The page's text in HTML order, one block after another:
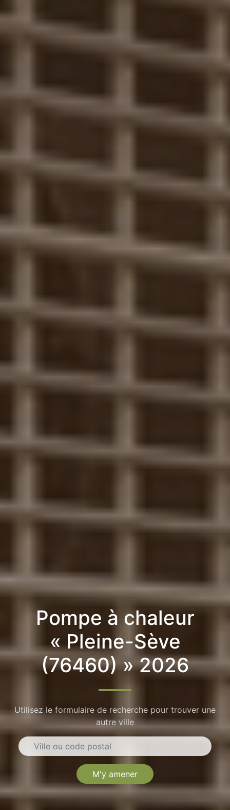
Pompe à chaleur
« Pleine-Sève
(76460) » 2026
Utilisez le formulaire de recherche pour trouver une
autre ville
M'y amener